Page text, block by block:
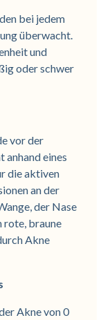
bei jedem
überwacht.
und
oder schwer
vor der
anhand eines
die aktiven
an der
der Nase
rote, braune
Akne
Akne von 0